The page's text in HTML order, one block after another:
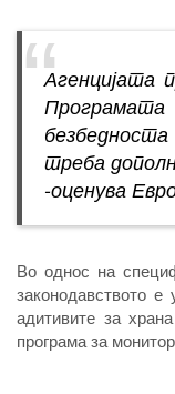
Агенцијата
треба
-оценува
Во однос на
законодавството е
адитивите за
програма за